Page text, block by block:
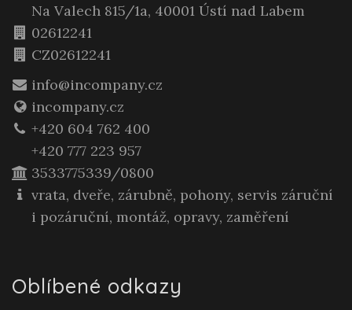
Na Valech 815/1a, 40001 Ústí nad Labem
02612241
CZ02612241
info@incompany.cz
incompany.cz
+420 604 762 400
+420 777 223 957
3533775339/0800
vrata, dveře, zárubně, pohony, servis záruční
i pozáruční, montáž, opravy, zaměření
Oblíbené odkazy